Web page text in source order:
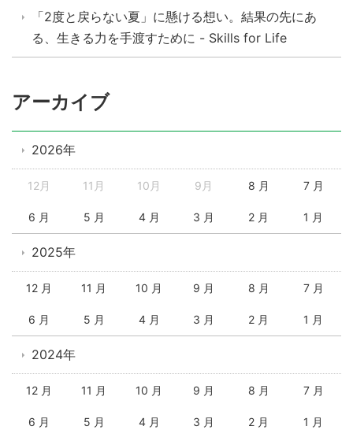
「2度と戻らない夏」に懸ける想い。結果の先にあ
る、生きる力を手渡すために - Skills for Life
アーカイブ
2026年
12月 11月 10月 9月 8 月 7 月
6 月 5 月 4 月 3 月 2 月 1 月
2025年
12 月 11 月 10 月 9 月 8 月 7 月
6 月 5 月 4 月 3 月 2 月 1 月
2024年
12 月 11 月 10 月 9 月 8 月 7 月
6 月 5 月 4 月 3 月 2 月 1 月